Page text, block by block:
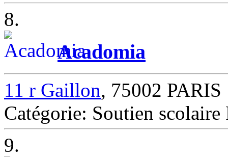
8.
Acadomia
11 r Gaillon, 75002 PARIS
Catégorie: Soutien scolaire
9.